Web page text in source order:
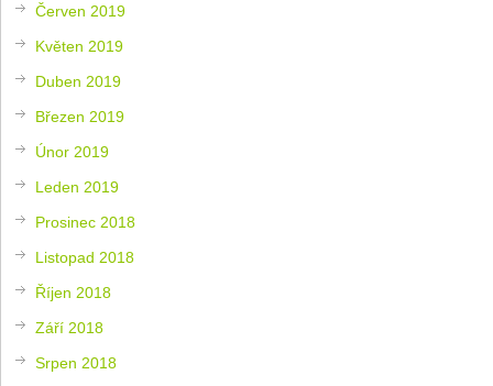
Červen 2019
Květen 2019
Duben 2019
Březen 2019
Únor 2019
Leden 2019
Prosinec 2018
Listopad 2018
Říjen 2018
Září 2018
Srpen 2018